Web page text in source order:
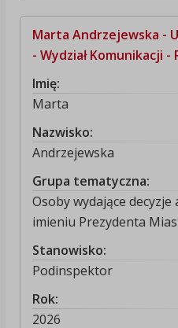
Marta Andrzejewska -
- Wydział Komunikacji
Imię:
Marta
Nazwisko:
Andrzejewska
Grupa tematyczna:
Osoby wydające
imieniu Prezydenta
Stanowisko:
Podinspektor
Rok:
2026